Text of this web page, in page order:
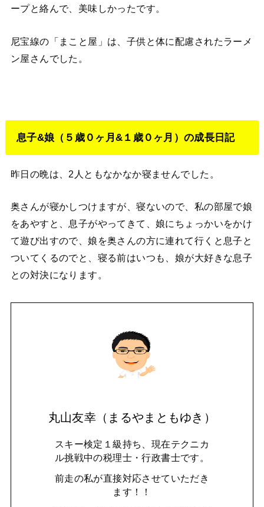
ープと絡んで、美味しかったです。
尼宝線の「まこと屋」は、子供と体に配慮されたラーメ
ン屋さんでした。
息子&娘（５歳０ヶ月&１歳０ヶ月）の成長日記
昨日の晩は、2人ともなかなか寝ませんでした。
奥さんが寝かしつけますが、寝ないので、私の部屋で娘
をあやすと、息子がやってきて、娘にちょっかいをかけ
て遊び出すので、娘を奥さんの方に連れて行くと息子と
ついてくるのでと、寝る前はいつも、娘が大好きな息子
との対決になります。
丸山友幸（まるやまともゆき）
スキー検定１級持ち、現在テクニカ
ル挑戦中の税理士・行政書士です。
前走の私が直接対応させていただき
ます！！